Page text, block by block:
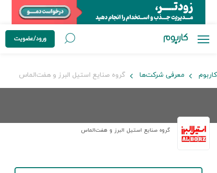
ورود/عضویت
کاربوم معرفی شرکت‌ها گروه صنایع استیل البرز و هفت‌الماس
گروه صنایع استیل البرز و هفت‌الماس